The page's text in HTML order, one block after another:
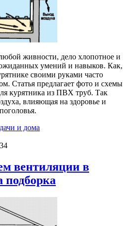
живности, дело хлопотное и
умений и навыков. Как,
своими руками часто
Статья предлагает фото и схемы
курятника из ПВХ труб. Так
влияющая на здоровье и
и дома
вентиляции в